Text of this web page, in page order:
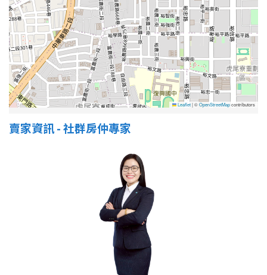
屋齡
不拘
5 年以下
5-10 年 10-20 年
Leaflet|©OpenStreetMapcontributors
賣家資訊 - 社群房仲專家